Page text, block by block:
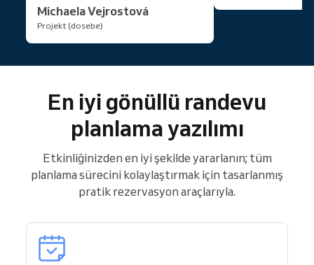
Michaela Vejrostová
Projekt (dosebe)
En iyi gönüllü randevu
planlama yazılımı
Etkinliğinizden en iyi şekilde yararlanın; tüm
planlama sürecini kolaylaştırmak için tasarlanmış
pratik rezervasyon araçlarıyla.